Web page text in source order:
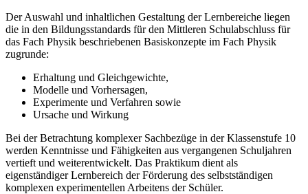
Der Auswahl und inhaltlichen Gestaltung der Lernbereiche liegen
die in den Bildungsstandards für den Mittleren Schulabschluss für
das Fach Physik beschriebenen Basiskonzepte im Fach Physik
zugrunde:
Erhaltung und Gleichgewichte,
Modelle und Vorhersagen,
Experimente und Verfahren sowie
Ursache und Wirkung
Bei der Betrachtung komplexer Sachbezüge in der Klassenstufe 10
werden Kenntnisse und Fähigkeiten aus vergangenen Schuljahren
vertieft und weiterentwickelt. Das Praktikum dient als
eigenständiger Lernbereich der Förderung des selbstständigen
komplexen experimentellen Arbeitens der Schüler.